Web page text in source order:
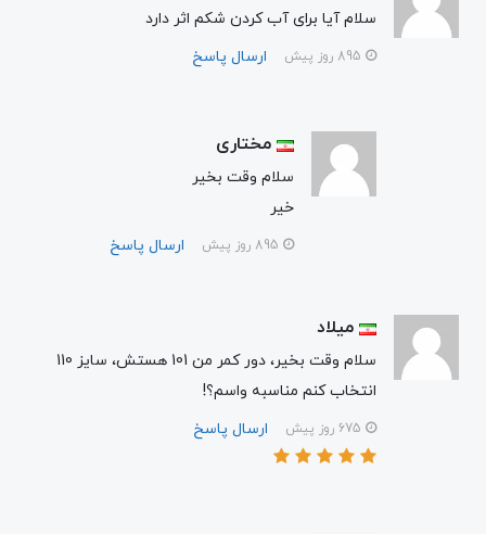
سلام آیا برای آب کردن شکم اثر دارد
ارسال پاسخ
مختاری
سلام وقت بخیر
خیر
ارسال پاسخ
میلاد
سلام وقت بخیر، دور کمر من 101 هستش، سایز 110
انتخاب کنم مناسبه واسم؟!
ارسال پاسخ